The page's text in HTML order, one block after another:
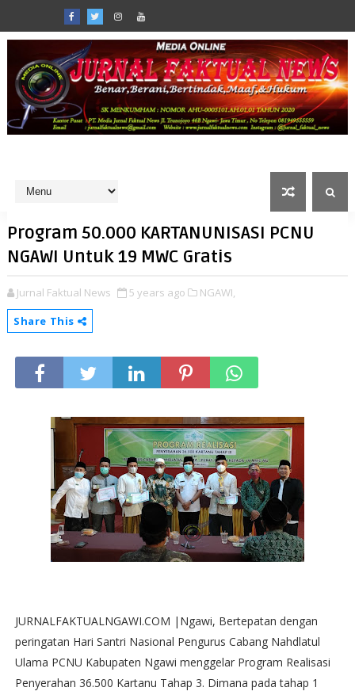
Program 50.000 KARTANUNISASI PCNU
NGAWI Untuk 19 MWC Gratis
Jurnal Faktual News 5 years ago
NGAWI,
Share This
JURNALFAKTUALNGAWI.COM |Ngawi, Bertepatan dengan
peringatan Hari Santri Nasional Pengurus Cabang Nahdlatul
Ulama PCNU Kabupaten Ngawi menggelar Program Realisasi
Penyerahan 36.500 Kartanu Tahap 3. Dimana pada tahap 1